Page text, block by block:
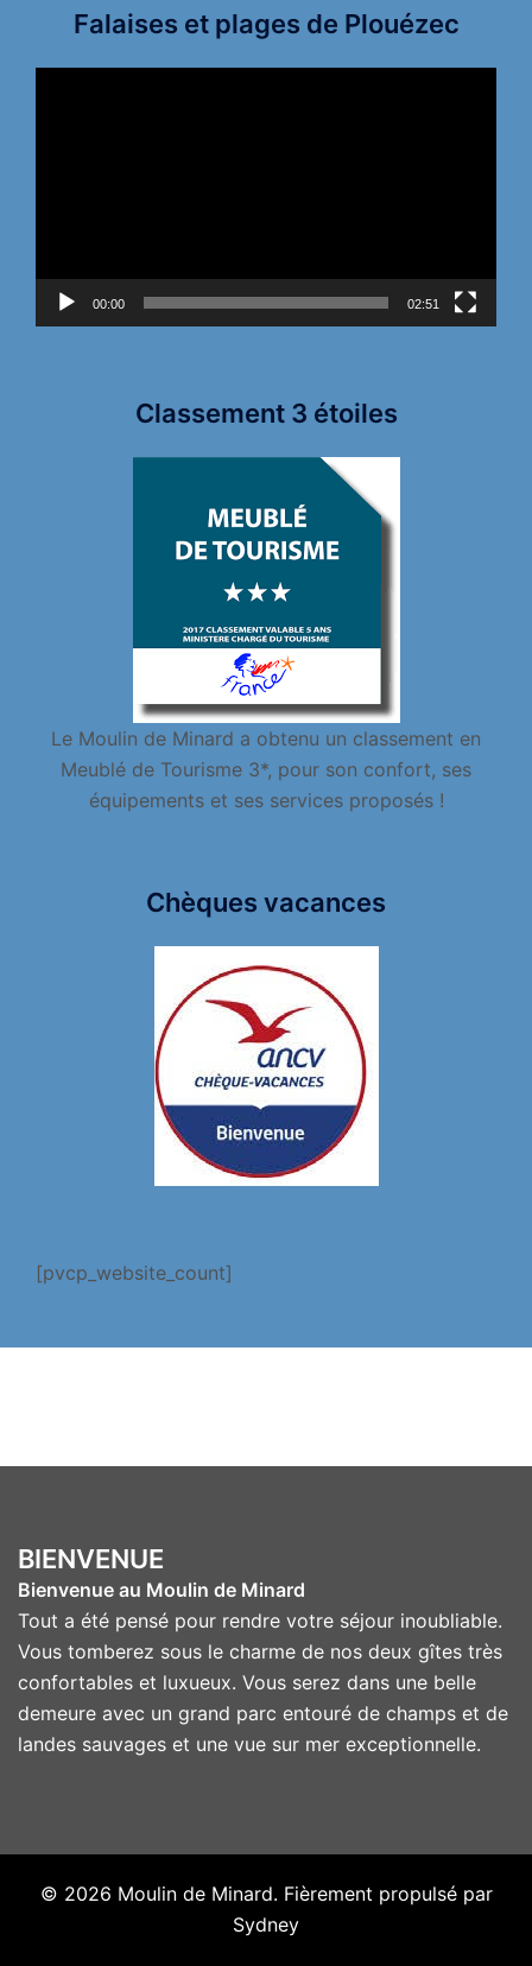
Falaises et plages de Plouézec
00:00 02:51
Classement 3 étoiles
Le Moulin de Minard a obtenu un classement en
Meublé de Tourisme 3*, pour son confort, ses
équipements et ses services proposés !
Chèques vacances
[pvcp_website_count]
BIENVENUE
Bienvenue au Moulin de Minard
Tout a été pensé pour rendre votre séjour inoubliable.
Vous tomberez sous le charme de nos deux gîtes très
confortables et luxueux. Vous serez dans une belle
demeure avec un grand parc entouré de champs et de
landes sauvages et une vue sur mer exceptionnelle.
© 2026 Moulin de Minard. Fièrement propulsé par
Sydney